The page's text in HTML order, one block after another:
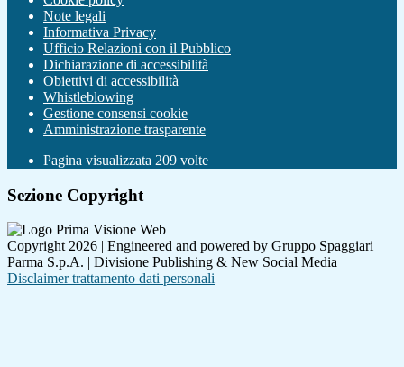
Note legali
Informativa Privacy
Ufficio Relazioni con il Pubblico
Dichiarazione di accessibilità
Obiettivi di accessibilità
Whistleblowing
Gestione consensi cookie
Amministrazione trasparente
Pagina visualizzata 209 volte
Sezione Copyright
Copyright 2026 | Engineered and powered by Gruppo Spaggiari
Parma S.p.A. | Divisione Publishing & New Social Media
Disclaimer trattamento dati personali